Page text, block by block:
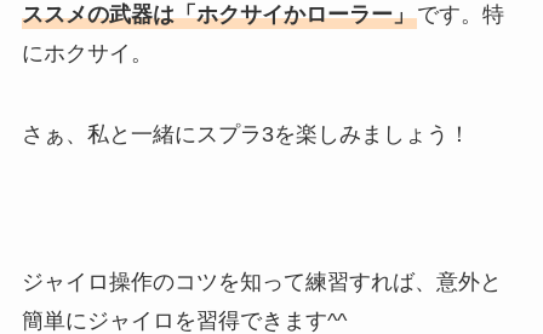
ススメの武器は「ホクサイかローラー」です。特
にホクサイ。
さぁ、私と一緒にスプラ3を楽しみましょう！
ジャイロ操作のコツを知って練習すれば、意外と
簡単にジャイロを習得できます^^